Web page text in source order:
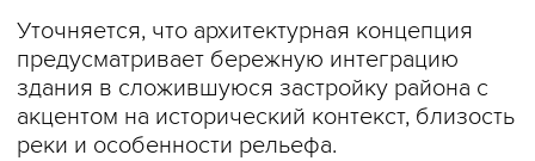
Уточняется, что архитектурная концепция
предусматривает бережную интеграцию
здания в сложившуюся застройку района с
акцентом на исторический контекст, близость
реки и особенности рельефа.